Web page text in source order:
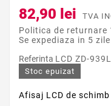
82,90 lei TVA
Politica de returnare
Se expediaza in 5 zile
Referinta LCD ZD-939L
Stoc epuizat
Afisaj LCD de